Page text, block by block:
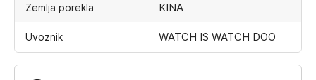
Zemlja porekla KINA
Uvoznik WATCH IS WATCH DOO